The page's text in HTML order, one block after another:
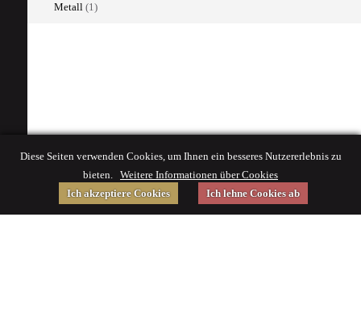
Metall (1)
Diese Seiten verwenden Cookies, um Ihnen ein besseres Nutzererlebnis zu
bieten. Weitere Informationen über Cookies
Ich akzeptiere Cookies
Ich lehne Cookies ab